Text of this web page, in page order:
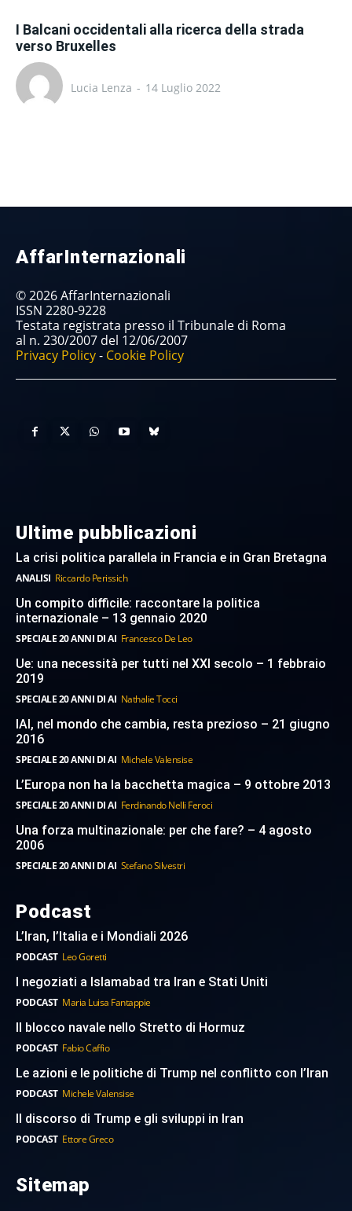
I Balcani occidentali alla ricerca della strada
verso Bruxelles
Lucia Lenza - 14 Luglio 2022
AffarInternazionali
© 2026 AffarInternazionali
ISSN 2280-9228
Testata registrata presso il Tribunale di Roma
al n. 230/2007 del 12/06/2007
Privacy Policy- Cookie Policy
Ultime pubblicazioni
La crisi politica parallela in Francia e in Gran Bretagna
ANALISI Riccardo Perissich
Un compito difficile: raccontare la politica
internazionale – 13 gennaio 2020
SPECIALE 20 ANNI DI AI Francesco De Leo
Ue: una necessità per tutti nel XXI secolo – 1 febbraio
2019
SPECIALE 20 ANNI DI AI Nathalie Tocci
IAI, nel mondo che cambia, resta prezioso – 21 giugno
2016
SPECIALE 20 ANNI DI AI Michele Valensise
L’Europa non ha la bacchetta magica – 9 ottobre 2013
SPECIALE 20 ANNI DI AI Ferdinando Nelli Feroci
Una forza multinazionale: per che fare? – 4 agosto
2006
SPECIALE 20 ANNI DI AI Stefano Silvestri
Podcast
L’Iran, l’Italia e i Mondiali 2026
PODCAST Leo Goretti
I negoziati a Islamabad tra Iran e Stati Uniti
PODCAST Maria Luisa Fantappie
Il blocco navale nello Stretto di Hormuz
PODCAST Fabio Caffio
Le azioni e le politiche di Trump nel conflitto con l’Iran
PODCAST Michele Valensise
Il discorso di Trump e gli sviluppi in Iran
PODCAST Ettore Greco
Sitemap